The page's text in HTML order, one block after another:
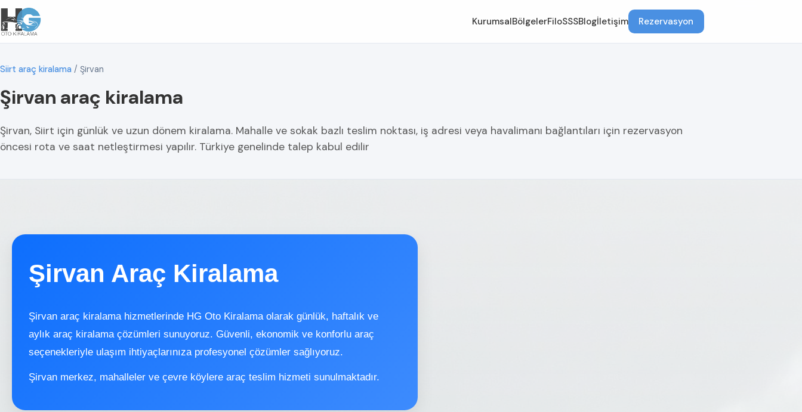
KurumsalBölgelerFiloSSSBlogİletişim Rezervasyon
Siirt araç kiralama / Şirvan
Şirvan araç kiralama
Şirvan, Siirt için günlük ve uzun dönem kiralama. Mahalle ve sokak bazlı teslim noktası, iş adresi veya havalimanı bağlantıları için rezervasyon
öncesi rota ve saat netleştirmesi yapılır. Türkiye genelinde talep kabul edilir
Şirvan Araç Kiralama
Şirvan araç kiralama hizmetlerinde HG Oto Kiralama olarak günlük, haftalık ve
aylık araç kiralama çözümleri sunuyoruz. Güvenli, ekonomik ve konforlu araç
seçenekleriyle ulaşım ihtiyaçlarınıza profesyonel çözümler sağlıyoruz.
Şirvan merkez, mahalleler ve çevre köylere araç teslim hizmeti sunulmaktadır.